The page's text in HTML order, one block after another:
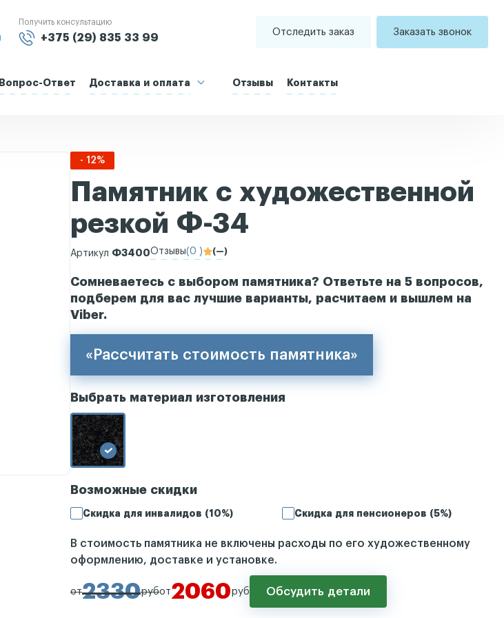
Получить консультацию
+375 (29) 835 33 99
Отследить заказ Заказать звонок
Вопрос-Ответ Доставка и оплата Отзывы Контакты
- 12%
Памятник с художественной
резкой Ф-34
Артикул Ф3400Отзывы(0 ) (—)
Сомневаетесь с выбором памятника? Ответьте на 5 вопросов,
подберем для вас лучшие варианты, расчитаем и вышлем на
Viber.
«Рассчитать стоимость памятника»
Выбрать материал изготовления
Возможные скидки
Скидка для инвалидов (10%) Скидка для пенсионеров (5%)
В стоимость памятника не включены расходы по его художественному
оформлению, доставке и установке.
от2330рубот2060руб Обсудить детали